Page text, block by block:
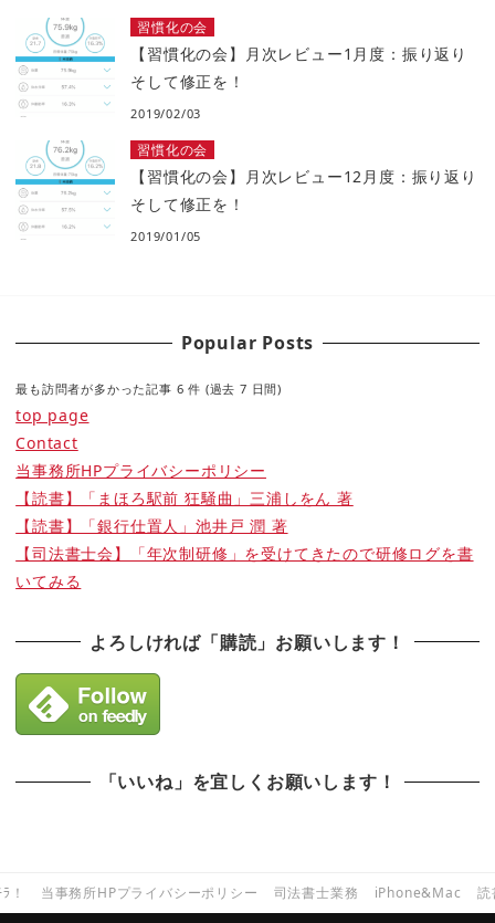
習慣化の会
【習慣化の会】月次レビュー1月度：振り返り
そして修正を！
2019/02/03
習慣化の会
【習慣化の会】月次レビュー12月度：振り返り
そして修正を！
2019/01/05
Popular Posts
最も訪問者が多かった記事 6 件 (過去 7 日間)
top page
Contact
当事務所HPプライバシーポリシー
【読書】「まほろ駅前 狂騒曲」三浦しをん 著
【読書】「銀行仕置人」池井戸 潤 著
【司法書士会】「年次制研修」を受けてきたので研修ログを書
いてみる
よろしければ「購読」お願いします！
「いいね」を宜しくお願いします！
！ 当事務所HPプライバシーポリシー 司法書士業務 iPhone&Mac 読